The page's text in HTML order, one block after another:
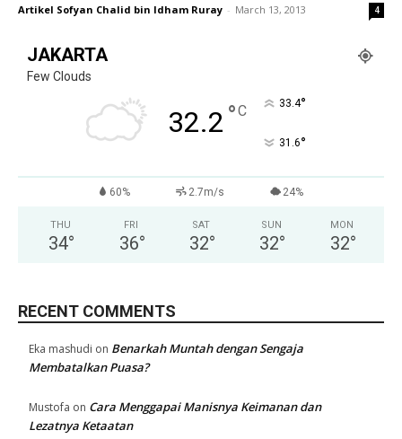
Artikel Sofyan Chalid bin Idham Ruray - March 13, 2013 4
JAKARTA
Few Clouds
32.2 °C 33.4°
31.6°
60% 2.7m/s 24%
THU
34°
FRI
36°
SAT
32°
SUN
32°
MON
32°
RECENT COMMENTS
Eka mashudi on Benarkah Muntah dengan Sengaja
Membatalkan Puasa?
Mustofa on Cara Menggapai Manisnya Keimanan dan
Lezatnya Ketaatan